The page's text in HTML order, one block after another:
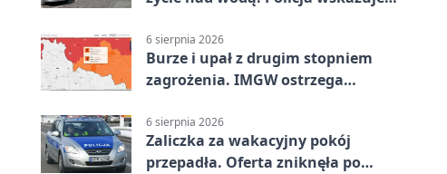
6 sierpnia 2026
Burze i upał z drugim stopniem
zagrożenia. IMGW ostrzega
6 sierpnia 2026
Zaliczka za wakacyjny pokój
przepadła. Oferta zniknęła po